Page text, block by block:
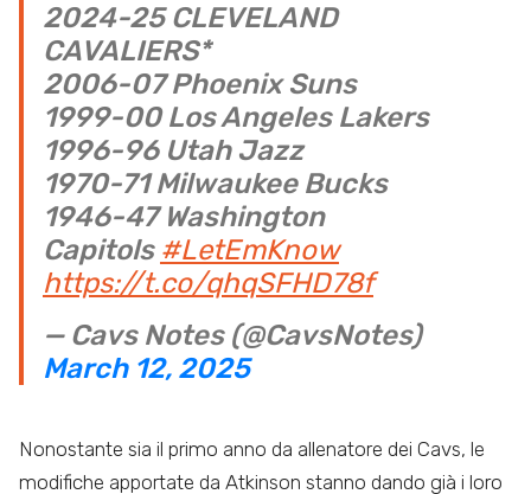
2024-25 CLEVELAND
CAVALIERS*
2006-07 Phoenix Suns
1999-00 Los Angeles Lakers
1996-96 Utah Jazz
1970-71 Milwaukee Bucks
1946-47 Washington
Capitols #LetEmKnow
https://t.co/qhqSFHD78f
— Cavs Notes (@CavsNotes)
March 12, 2025
Nonostante sia il primo anno da allenatore dei Cavs, le
modifiche apportate da Atkinson stanno dando già i loro